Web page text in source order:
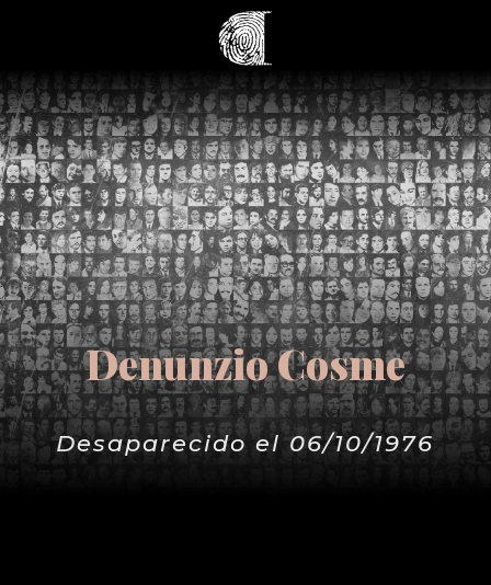
Denunzio Cosme
Desaparecido el 06/10/1976